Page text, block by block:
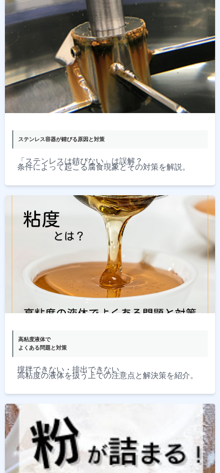
ステンレス容器が錆びる原因と対策
「ステンレスは錆びない」は誤解？
条件によって起こる腐食現象とその対策を解説。
高粘度液体で
よくある問題と対策
撹拌できない・排出できない…
高粘度の液体を扱う上での注意点と解決策を紹介。